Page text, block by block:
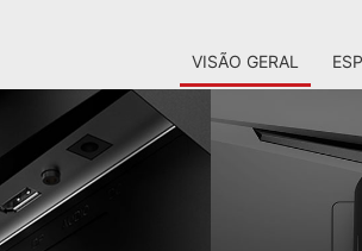
VISÃO GERAL